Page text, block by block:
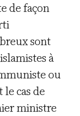
de façon
sont
à
ou
le cas de
ministre